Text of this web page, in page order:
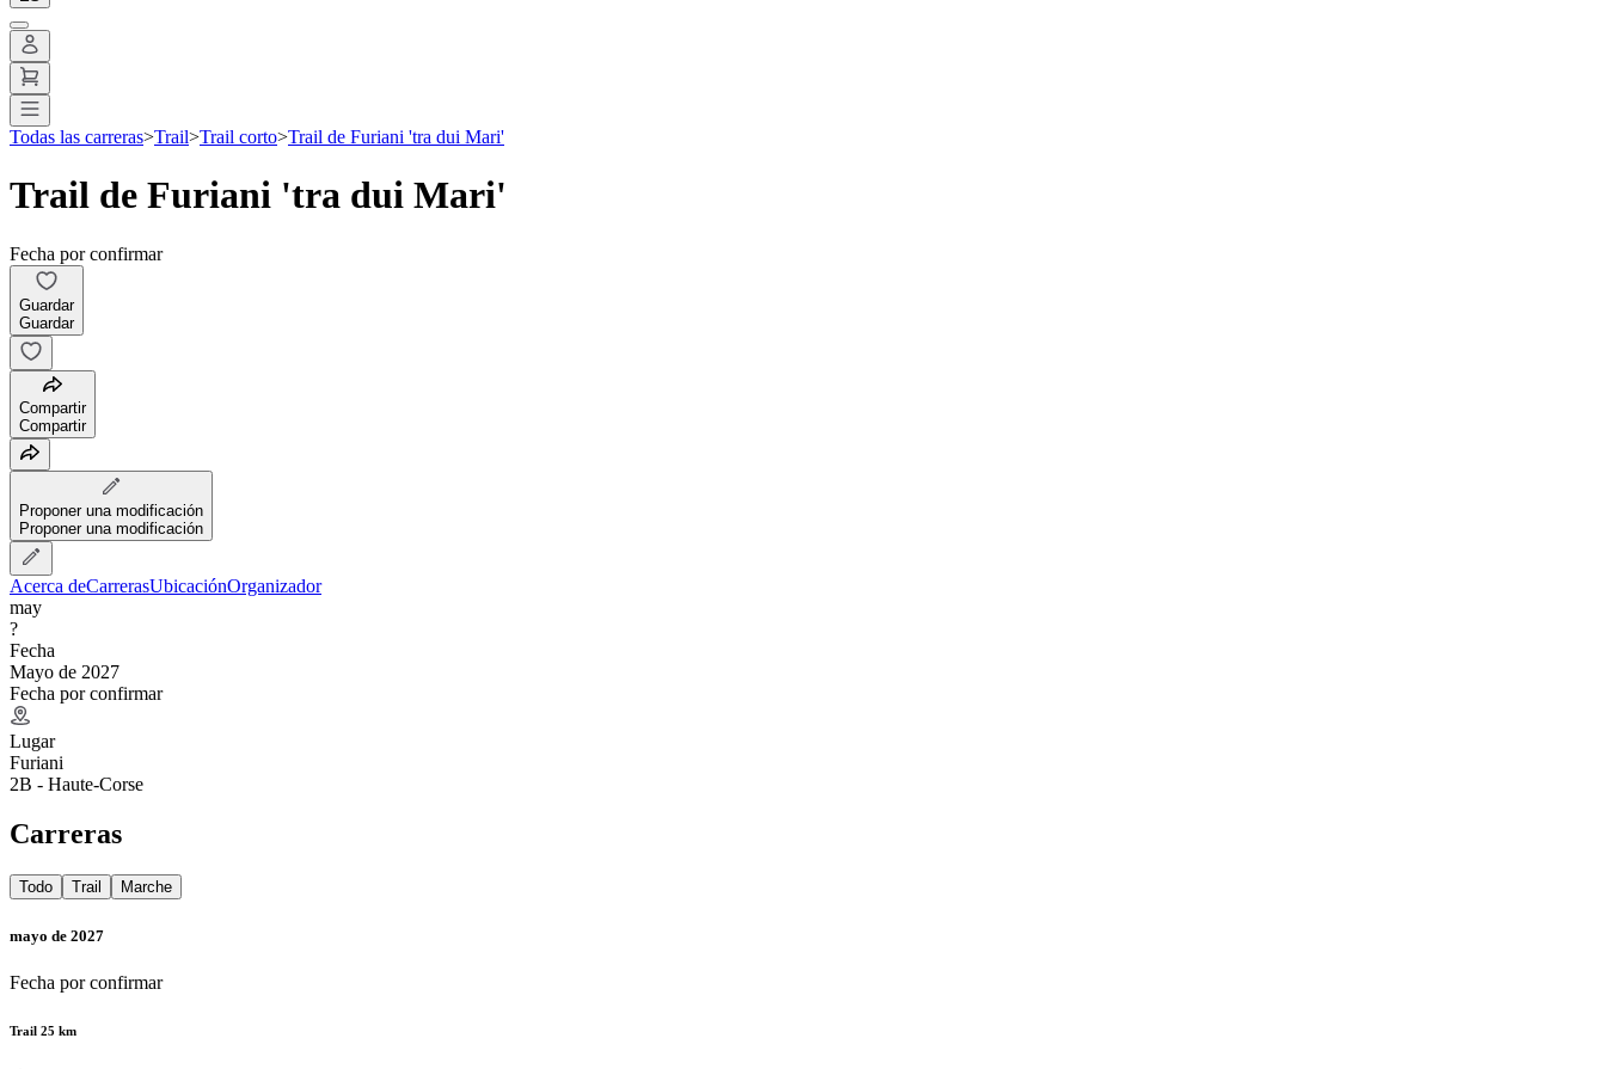
Todas las carreras>Trail>Trail corto>Trail de Furiani 'tra dui Mari'
Trail de Furiani 'tra dui Mari'
Fecha por confirmar
Guardar
Guardar
Compartir
Compartir
Proponer una modificación
Proponer una modificación
Acerca deCarrerasUbicaciónOrganizador
may
?
Fecha
Mayo de 2027
Fecha por confirmar
Lugar
Furiani
2B - Haute-Corse
Carreras
Todo Trail Marche
mayo de 2027
Fecha por confirmar
Trail 25 km